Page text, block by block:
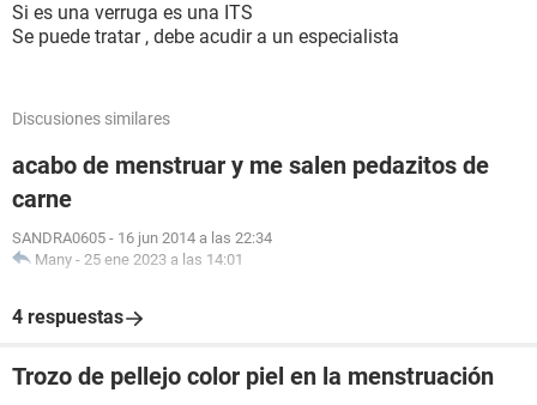
Si es una verruga es una ITS
Se puede tratar , debe acudir a un especialista
Discusiones similares
acabo de menstruar y me salen pedazitos de
carne
SANDRA0605 - 16 jun 2014 a las 22:34
Many - 25 ene 2023 a las 14:01
4 respuestas
Trozo de pellejo color piel en la menstruación